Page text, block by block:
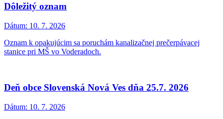
Dôležitý oznam
Dátum: 10. 7. 2026
Oznam k opakujúcim sa poruchám kanalizačnej prečerpávacej
stanice pri MŠ vo Voderadoch.
Deň obce Slovenská Nová Ves dňa 25.7. 2026
Dátum: 10. 7. 2026